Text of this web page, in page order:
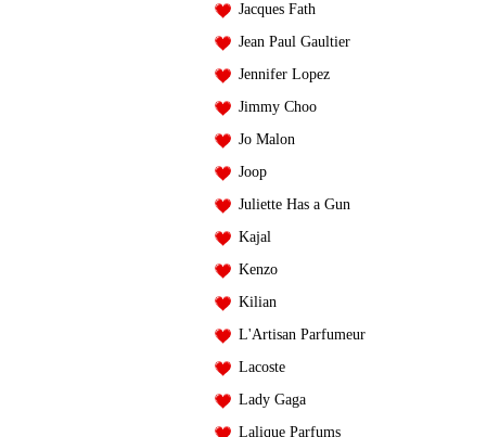
Jacques Fath
Jean Paul Gaultier
Jennifer Lopez
Jimmy Choo
Jo Malon
Joop
Juliette Has a Gun
Kajal
Kenzo
Kilian
L'Artisan Parfumeur
Lacoste
Lady Gaga
Lalique Parfums